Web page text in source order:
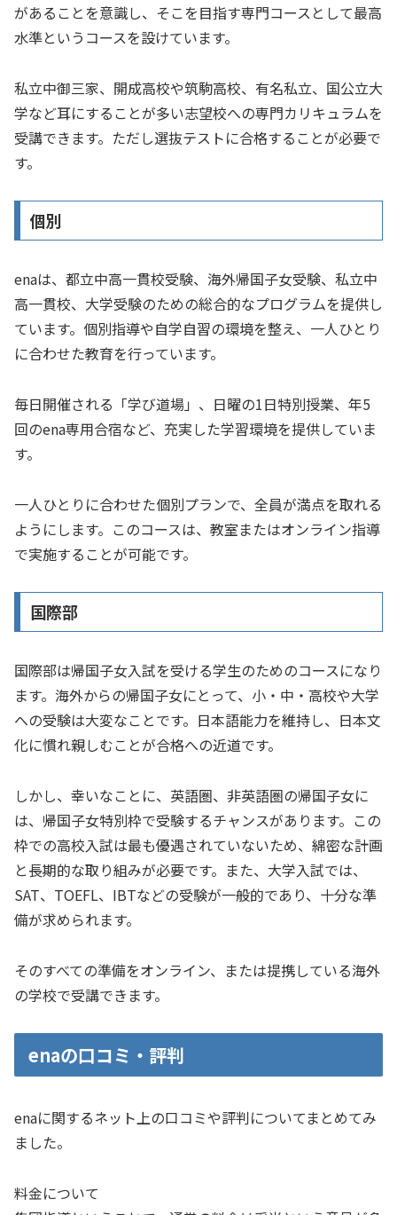
があることを意識し、そこを目指す専門コースとして最高
水準というコースを設けています。
私立中御三家、開成高校や筑駒高校、有名私立、国公立大
学など耳にすることが多い志望校への専門カリキュラムを
受講できます。ただし選抜テストに合格することが必要で
す。
個別
enaは、都立中高一貫校受験、海外帰国子女受験、私立中
高一貫校、大学受験のための総合的なプログラムを提供し
ています。個別指導や自学自習の環境を整え、一人ひとり
に合わせた教育を行っています。
毎日開催される「学び道場」、日曜の1日特別授業、年5
回のena専用合宿など、充実した学習環境を提供していま
す。
一人ひとりに合わせた個別プランで、全員が満点を取れる
ようにします。このコースは、教室またはオンライン指導
で実施することが可能です。
国際部
国際部は帰国子女入試を受ける学生のためのコースになり
ます。海外からの帰国子女にとって、小・中・高校や大学
への受験は大変なことです。日本語能力を維持し、日本文
化に慣れ親しむことが合格への近道です。
しかし、幸いなことに、英語圏、非英語圏の帰国子女に
は、帰国子女特別枠で受験するチャンスがあります。この
枠での高校入試は最も優遇されていないため、綿密な計画
と長期的な取り組みが必要です。また、大学入試では、
SAT、TOEFL、IBTなどの受験が一般的であり、十分な準
備が求められます。
そのすべての準備をオンライン、または提携している海外
の学校で受講できます。
enaの口コミ・評判
enaに関するネット上の口コミや評判についてまとめてみ
ました。
料金について